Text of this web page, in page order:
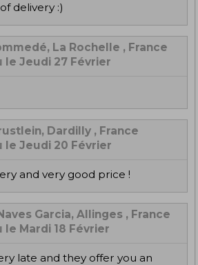
delivery :)
La Rochelle , France
le Jeudi 27 Février
Dardilly , France
le Jeudi 20 Février
and very good price !
Garcia, Allinges , France
le Mardi 18 Février